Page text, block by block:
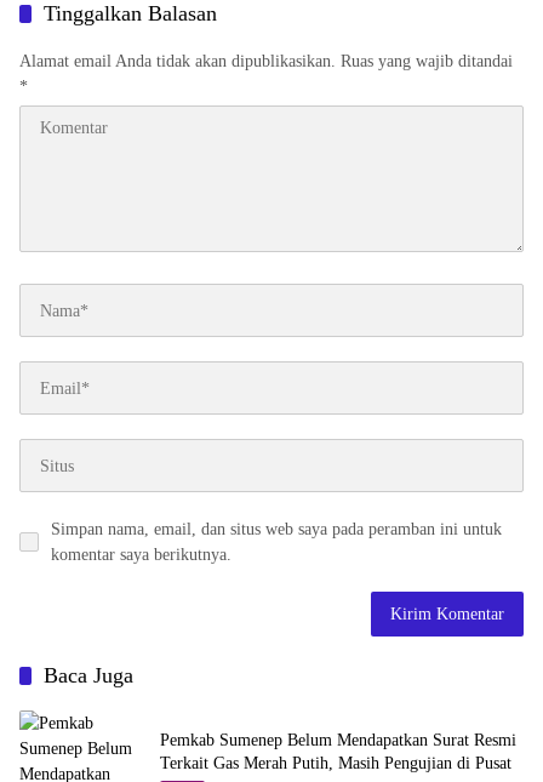
Tinggalkan Balasan
Alamat email Anda tidak akan dipublikasikan. Ruas yang wajib ditandai
*
Simpan nama, email, dan situs web saya pada peramban ini untuk
komentar saya berikutnya.
Baca Juga
Pemkab Sumenep Belum Mendapatkan Surat Resmi
Terkait Gas Merah Putih, Masih Pengujian di Pusat